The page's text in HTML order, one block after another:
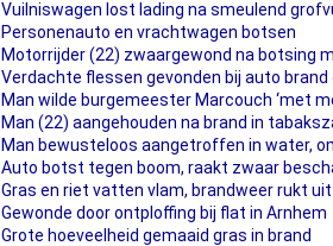
Vuilniswagen lost lading na smeulend
Personenauto en vrachtwagen botsen
Motorrijder (22) zwaargewond na botsing
Verdachte flessen gevonden bij auto
Man wilde burgemeester Marcouch ‘met
Man (22) aangehouden na brand in
Man bewusteloos aangetroffen in water,
Auto botst tegen boom, raakt zwaar
Gras en riet vatten vlam, brandweer rukt
Gewonde door ontploffing bij flat in Arnhem
Grote hoeveelheid gemaaid gras in brand